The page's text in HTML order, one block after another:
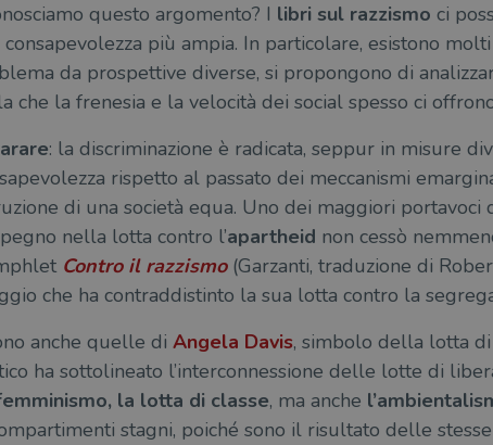
questo argomento? I libri sul razzismo ci
più ampia. In particolare, esistono molti
da prospettive diverse, si propongono di
che la frenesia e la velocità dei social spesso ci
: la discriminazione è radicata, seppur in misure
rispetto al passato dei meccanismi
di una società equa. Uno dei maggiori portavoci
nella lotta contro l’apartheid non cessò
Contro il razzismo(Garzanti, traduzione di
che ha contraddistinto la sua lotta contro la
anche quelle di Angela Davis, simbolo della lotta
ha sottolineato l’interconnessione delle lotte di
la lotta di classe, ma anche
stagni, poiché sono il risultato delle